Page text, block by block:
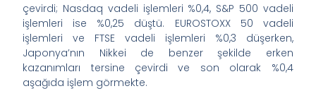
çevirdi; Nasdaq vadeli işlemleri %0,4, S&P 500 vadeli
işlemleri ise %0,25 düştü. EUROSTOXX 50 vadeli
işlemleri ve FTSE vadeli işlemleri %0,3 düşerken,
Japonya’nın Nikkei de benzer şekilde erken
kazanımları tersine çevirdi ve son olarak %0,4
aşağıda işlem görmekte.